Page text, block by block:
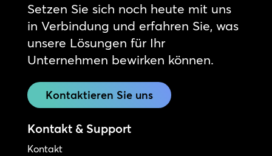
Setzen Sie sich noch heute mit uns
in Verbindung und erfahren Sie, was
unsere Lösungen für Ihr
Unternehmen bewirken können.
Kontaktieren Sie uns
Kontakt & Support
Kontakt